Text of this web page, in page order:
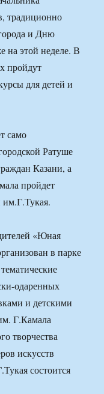
традиционно
и Дню
на этой неделе. В
пройдут
для детей и
само
Ратуше
Казани, а
пройдет
им.Г.Тукая.
«Юная
в парке
одаренных
и детскими
Г.Камала
творчества
искусств
состоится